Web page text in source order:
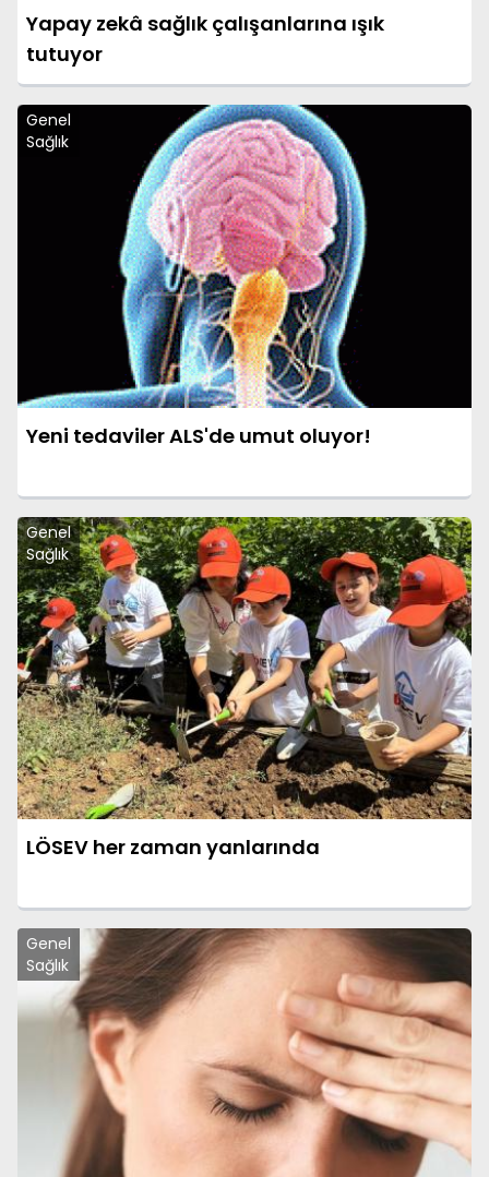
Yapay zekâ sağlık çalışanlarına ışık
tutuyor
Genel
Sağlık
Yeni tedaviler ALS'de umut oluyor!
Genel
Sağlık
LÖSEV her zaman yanlarında
Genel
Sağlık